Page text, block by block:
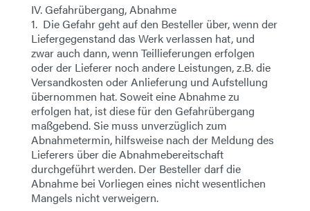
IV. Gefahrübergang, Abnahme
1. Die Gefahr geht auf den Besteller über, wenn der
Liefergegenstand das Werk verlassen hat, und
zwar auch dann, wenn Teillieferungen erfolgen
oder der Lieferer noch andere Leistungen, z.B. die
Versandkosten oder Anlieferung und Aufstellung
übernommen hat. Soweit eine Abnahme zu
erfolgen hat, ist diese für den Gefahrübergang
maßgebend. Sie muss unverzüglich zum
Abnahmetermin, hilfsweise nach der Meldung des
Lieferers über die Abnahmebereitschaft
durchgeführt werden. Der Besteller darf die
Abnahme bei Vorliegen eines nicht wesentlichen
Mangels nicht verweigern.